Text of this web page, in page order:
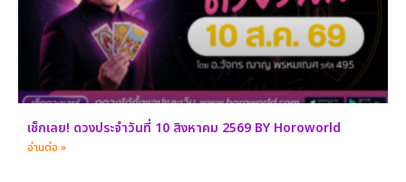
เช็กเลย! ดวงประจำวันที่ 10 สิงหาคม 2569 BY Horoworld
อ่านต่อ »